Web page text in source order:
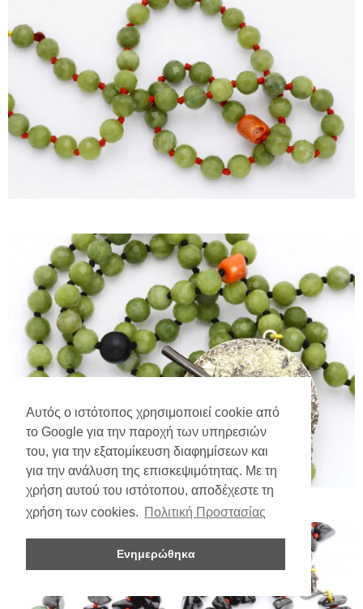
Αυτός ο ιστότοπος χρησιμοποιεί cookie από
το Google για την παροχή των υπηρεσιών
του, για την εξατομίκευση διαφημίσεων και
για την ανάλυση της επισκεψιμότητας. Με τη
χρήση αυτού του ιστότοπου, αποδέχεστε τη
χρήση των cookies. Πολιτική Προστασίας
Ενημερώθηκα